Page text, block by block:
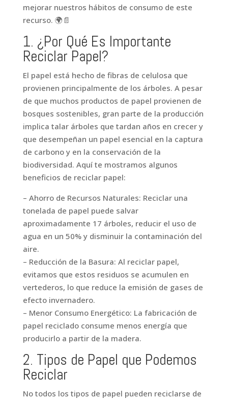
mejorar nuestros hábitos de consumo de este
recurso. 🌍📄
1. ¿Por Qué Es Importante
Reciclar Papel?
El papel está hecho de fibras de celulosa que
provienen principalmente de los árboles. A pesar
de que muchos productos de papel provienen de
bosques sostenibles, gran parte de la producción
implica talar árboles que tardan años en crecer y
que desempeñan un papel esencial en la captura
de carbono y en la conservación de la
biodiversidad. Aquí te mostramos algunos
beneficios de reciclar papel:
– Ahorro de Recursos Naturales: Reciclar una
tonelada de papel puede salvar
aproximadamente 17 árboles, reducir el uso de
agua en un 50% y disminuir la contaminación del
aire.
– Reducción de la Basura: Al reciclar papel,
evitamos que estos residuos se acumulen en
vertederos, lo que reduce la emisión de gases de
efecto invernadero.
– Menor Consumo Energético: La fabricación de
papel reciclado consume menos energía que
producirlo a partir de la madera.
2. Tipos de Papel que Podemos
Reciclar
No todos los tipos de papel pueden reciclarse de